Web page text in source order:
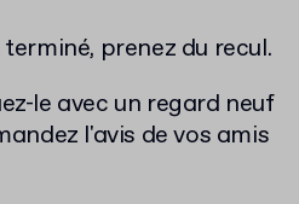
prenez du recul.
le avec un regard neuf
l'avis de vos amis